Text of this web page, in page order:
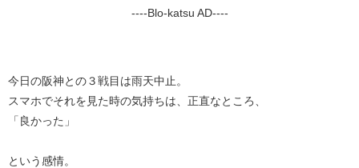
----Blo-katsu AD----
今日の阪神との３戦目は雨天中止。
スマホでそれを見た時の気持ちは、正直なところ、
「良かった」
という感情。